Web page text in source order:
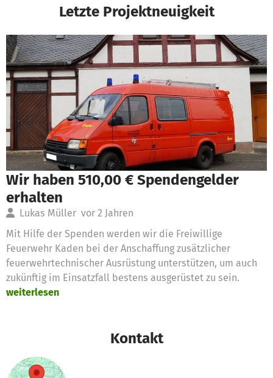
Letzte Projektneuigkeit
Wir haben 510,00 € Spendengelder
erhalten
Lukas Müller vor 2 Jahren
Mit Hilfe der Spenden werden wir die Freiwillige
Feuerwehr Kaden bei der Anschaffung zusätzlicher
feuerwehrtechnischer Ausrüstung unterstützen, um auch
zukünftig im Einsatzfall bestens ausgerüstet zu sein.
weiterlesen
Kontakt